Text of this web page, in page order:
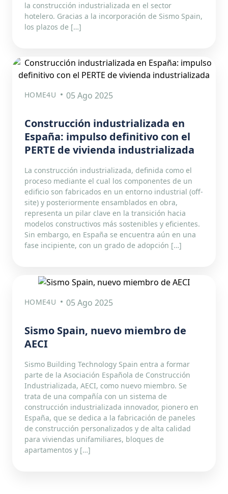
la construcción industrializada en el sector
hotelero. Gracias a la incorporación de Sismo Spain,
los plazos de […]
HOME4U 05 Ago 2025
Construcción industrializada en
España: impulso definitivo con el
PERTE de vivienda industrializada
La construcción industrializada, definida como el
proceso mediante el cual los componentes de un
edificio son fabricados en un entorno industrial (off-
site) y posteriormente ensamblados en obra,
representa un pilar clave en la transición hacia
modelos constructivos más sostenibles y eficientes.
Sin embargo, en España se encuentra aún en una
fase incipiente, con un grado de adopción […]
HOME4U 05 Ago 2025
Sismo Spain, nuevo miembro de
AECI
Sismo Building Technology Spain entra a formar
parte de la Asociación Española de Construcción
Industrializada, AECI, como nuevo miembro. Se
trata de una compañía con un sistema de
construcción industrializada innovador, pionero en
España, que se dedica a la fabricación de paneles
de construcción personalizados y de alta calidad
para viviendas unifamiliares, bloques de
apartamentos y […]